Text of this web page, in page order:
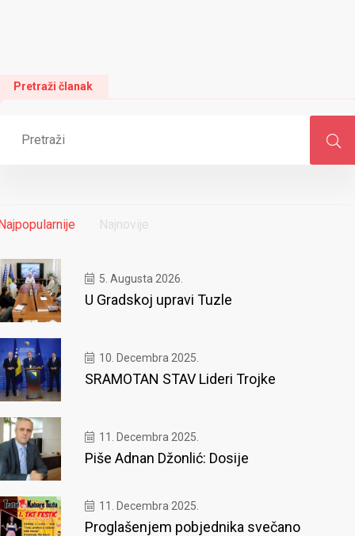
Pretraži članak
Najnovije
5. Augusta 2026.
U Gradskoj upravi Tuzle
10. Decembra 2025.
SRAMOTAN STAV Lideri Trojke
11. Decembra 2025.
Piše Adnan Džonlić: Dosije
11. Decembra 2025.
Proglašenjem pobjednika svečano